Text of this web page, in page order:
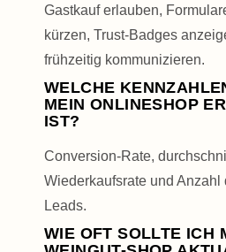
Gastkauf erlauben,
kürzen, Trust-Badges
frühzeitig kommunizieren.
WELCHE
MEIN ONLINESHOP
IST?
Conversion-Rate,
Wieder­kaufs­rate und Anzahl
Leads.
WIE OFT SOLLTE ICH